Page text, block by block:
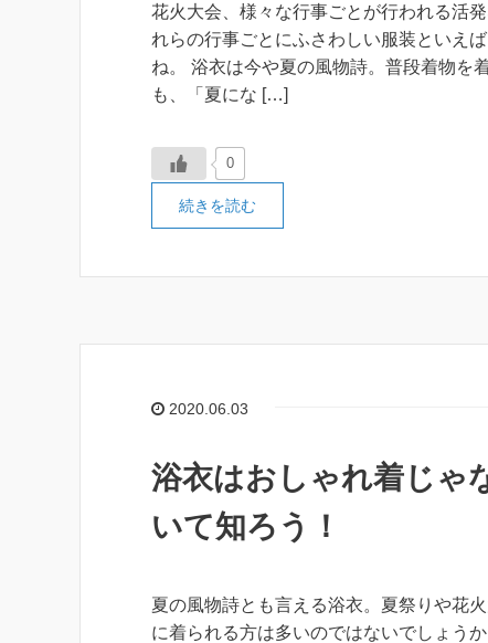
花火大会、様々な行事ごとが行われる活
れらの行事ごとにふさわしい服装といえ
ね。 浴衣は今や夏の風物詩。普段着物を
も、「夏にな […]
0
続きを読む
2020.06.03
浴衣はおしゃれ着じゃ
いて知ろう！
夏の風物詩とも言える浴衣。夏祭りや花
に着られる方は多いのではないでしょう